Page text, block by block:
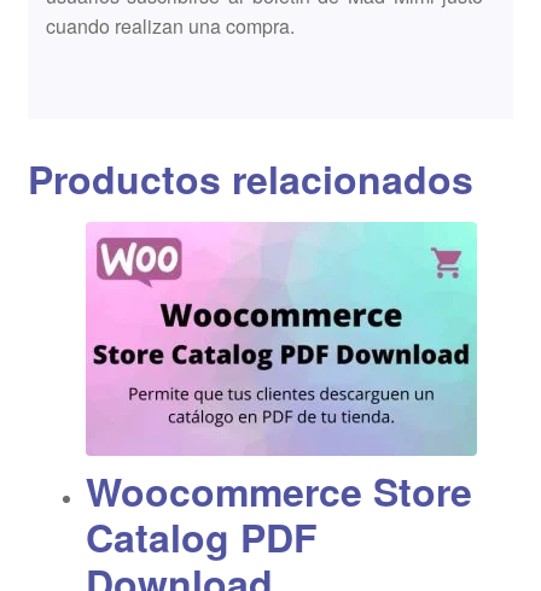
cuando realizan una compra.
Productos relacionados
Woocommerce Store
Catalog PDF